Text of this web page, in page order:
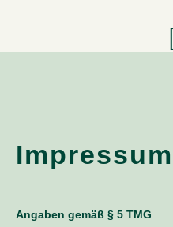
Impressum
Angaben gemäß § 5 TMG